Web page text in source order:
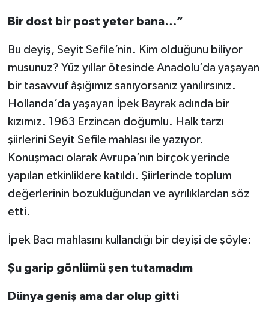
Bir dost bir post yeter bana…”
Bu deyiş, Seyit Sefile’nin. Kim olduğunu biliyor
musunuz? Yüz yıllar ötesinde Anadolu’da yaşayan
bir tasavvuf âşığımız sanıyorsanız yanılırsınız.
Hollanda’da yaşayan İpek Bayrak adında bir
kızımız. 1963 Erzincan doğumlu. Halk tarzı
şiirlerini Seyit Sefile mahlası ile yazıyor.
Konuşmacı olarak Avrupa’nın birçok yerinde
yapılan etkinliklere katıldı. Şiirlerinde toplum
değerlerinin bozukluğundan ve ayrılıklardan söz
etti.
İpek Bacı mahlasını kullandığı bir deyişi de şöyle:
Şu garip gönlümü şen tutamadım
Dünya geniş ama dar olup gitti